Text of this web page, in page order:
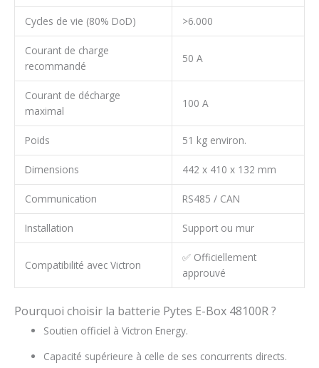
Cycles de vie (80% DoD) >6.000
Courant de charge
recommandé
50 A
Courant de décharge
maximal
100 A
Poids 51 kg environ.
Dimensions 442 x 410 x 132 mm
Communication RS485 / CAN
Installation Support ou mur
Compatibilité avec Victron
✅ Officiellement
approuvé
Pourquoi choisir la batterie Pytes E-Box 48100R ?
Soutien officiel à Victron Energy.
Capacité supérieure à celle de ses concurrents directs.